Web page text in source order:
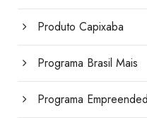
Produto Capixaba
Programa Brasil Mais
Programa